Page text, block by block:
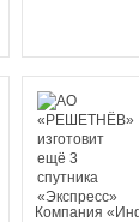
Компания